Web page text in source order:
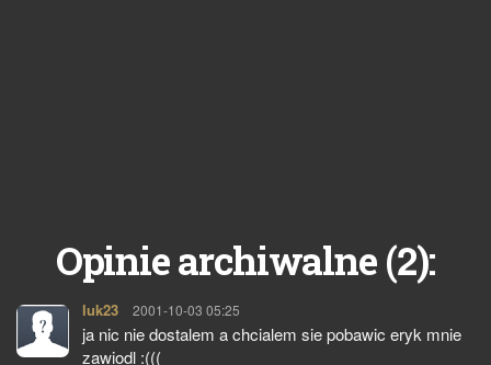
Opinie archiwalne (2):
luk23 pisze:
2001-10-03 05:25
ja nic nie dostalem a chcialem sie pobawic eryk mnie
zawiodl :(((